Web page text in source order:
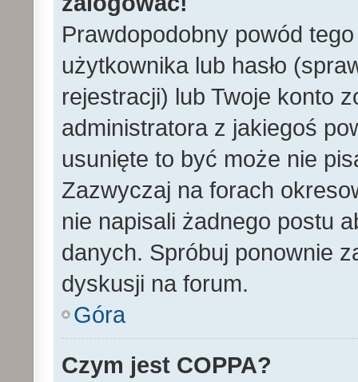
Prawdopodobny powód
użytkownika lub hasło
rejestracji) lub Twoje konto
administratora z jakiegoś
usunięte to być może nie
Zazwyczaj na forach
nie napisali żadnego postu
danych. Spróbuj ponownie
dyskusji na forum.
Góra
Czym jest COPPA?